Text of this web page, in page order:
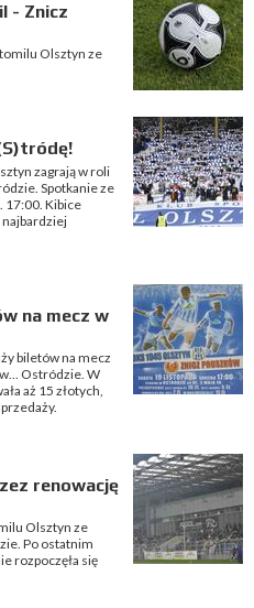
- Znicz
Olsztyn ze
zagrają w roli
Spotkanie ze
17:00. Kibice
najbardziej
na mecz w
biletów na mecz
Ostródzie. W
aż 15 złotych,
renowację
Olsztyn ze
Po ostatnim
rozpoczęła się